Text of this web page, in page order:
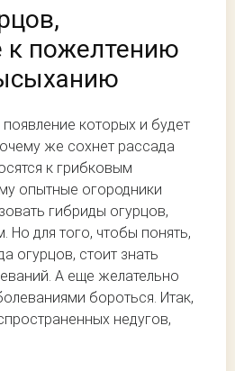
к пожелтению
которых и будет
же сохнет рассада
к грибковым
опытные огородники
гибриды огурцов,
Но для того, чтобы понять,
огурцов, стоит знать
А еще желательно
бороться. Итак,
недугов,